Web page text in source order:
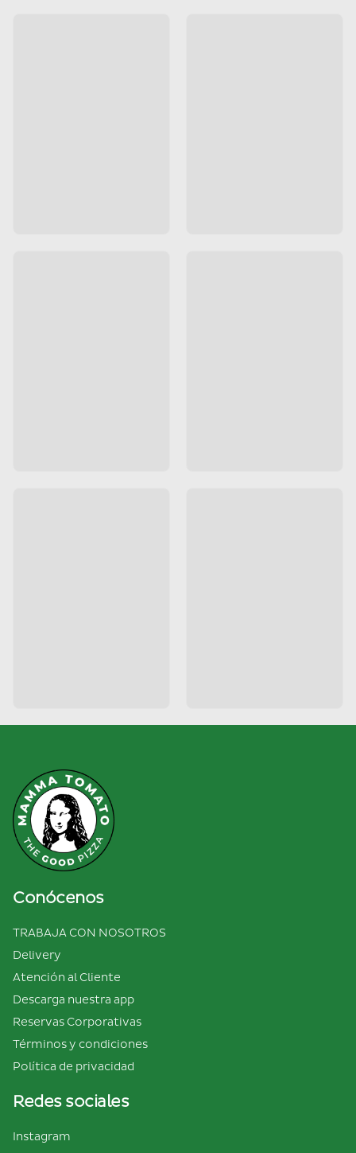
Conócenos
TRABAJA CON NOSOTROS
Delivery
Atención al Cliente
Descarga nuestra app
Reservas Corporativas
Términos y condiciones
Política de privacidad
Redes sociales
Instagram